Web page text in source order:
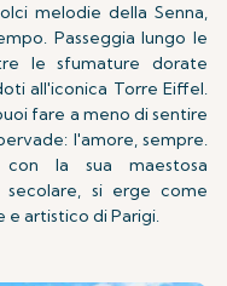
melodie della Senna,
Passeggia lungo le
le sfumature dorate
all'iconica Torre Eiffel.
fare a meno di sentire
l'amore, sempre.
la sua maestosa
si erge come
e artistico di Parigi.